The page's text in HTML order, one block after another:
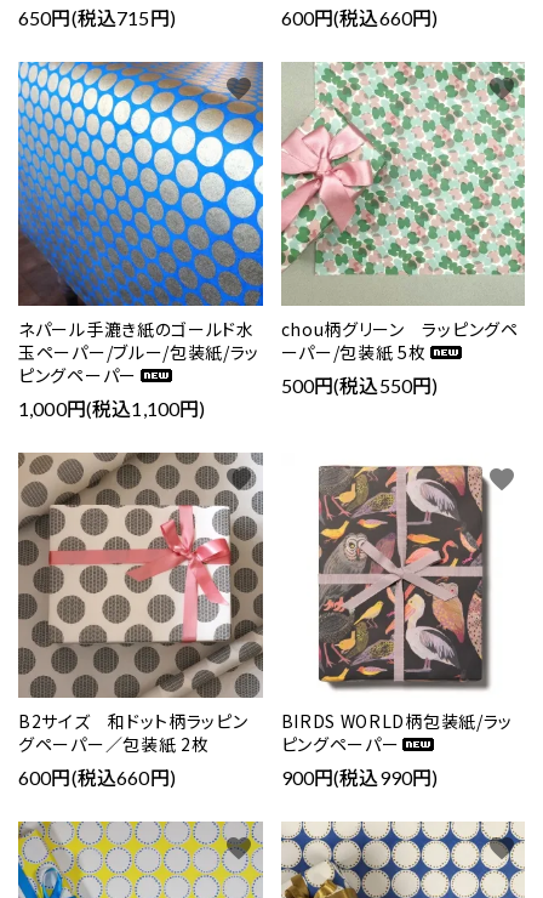
650円(税込715円) 600円(税込660円)
ネパール手漉き紙のゴールド水
玉ペーパー/ブルー/包装紙/ラッ
ピングペーパー
1,000円(税込1,100円)
favorite
chou柄グリーン ラッピングペ
ーパー/包装紙 5枚
500円(税込550円)
favorite
B2サイズ 和ドット柄ラッピン
グペーパー／包装紙 2枚
600円(税込660円)
favorite
BIRDS WORLD柄包装紙/ラッ
ピングペーパー
900円(税込990円)
favorite
favorite favorite